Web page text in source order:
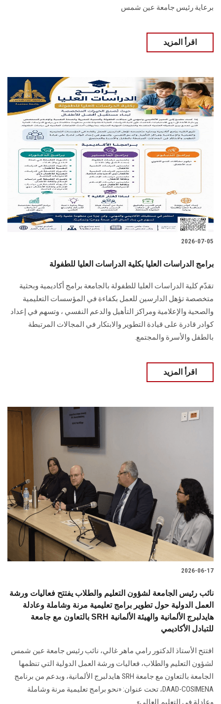
برعاية رئيس جامعة عين شمس
اقرأ المزيد
2026-07-05
برامج الدراسات العليا بكلية الدراسات العليا للطفولة
تقدّم كلية الدراسات العليا للطفولة بالجامعة برامج أكاديمية وبحثية
متخصصة تؤهل الدارسين للعمل بكفاءة في المؤسسات التعليمية
والصحية والإعلامية ومراكز التأهيل والدعم النفسي ، وتسهم في إعداد
كوادر قادرة على قيادة التطوير والابتكار في المجالات المرتبطة
بالطفل والأسرة والمجتمع.
اقرأ المزيد
2026-06-17
نائب رئيس الجامعة لشؤون التعليم والطلاب يفتتح فعاليات ورشة
العمل الدولية حول تطوير برامج تعليمية مرنة وشاملة وعادلة
بالتعاون مع جامعة SRH هايدلبرج الألمانية والهيئة الألمانية
للتبادل الأكاديمي
افتتح الأستاذ الدكتور رامي ماهر غالي، نائب رئيس جامعة عين شمس
لشؤون التعليم والطلاب، فعاليات ورشة العمل الدولية التي تنظمها
الجامعة بالتعاون مع جامعة SRH هايدلبرج الألمانية، وبدعم من برنامج
DAAD-COSIMENA، تحت عنوان: «نحو برامج تعليمية مرنة وشاملة
وعادلة في التعليم العالي».